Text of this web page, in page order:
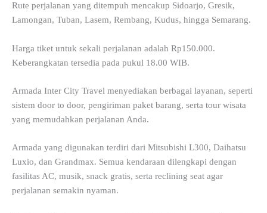
Rute perjalanan yang ditempuh mencakup Sidoarjo, Gresik,
Lamongan, Tuban, Lasem, Rembang, Kudus, hingga Semarang.
Harga tiket untuk sekali perjalanan adalah Rp150.000.
Keberangkatan tersedia pada pukul 18.00 WIB.
Armada Inter City Travel menyediakan berbagai layanan, seperti
sistem door to door, pengiriman paket barang, serta tour wisata
yang memudahkan perjalanan Anda.
Armada yang digunakan terdiri dari Mitsubishi L300, Daihatsu
Luxio, dan Grandmax. Semua kendaraan dilengkapi dengan
fasilitas AC, musik, snack gratis, serta reclining seat agar
perjalanan semakin nyaman.